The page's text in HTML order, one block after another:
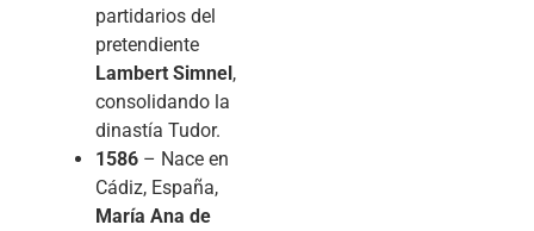
partidarios del
pretendiente
Lambert Simnel,
consolidando la
dinastía Tudor.
1586 – Nace en
Cádiz, España,
María Ana de